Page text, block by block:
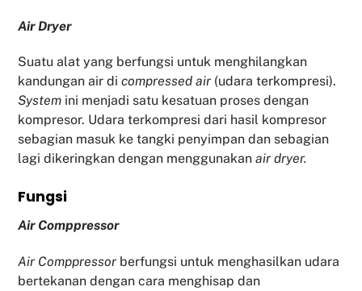
Air Dryer
Suatu alat yang berfungsi untuk menghilangkan
kandungan air dicompressed air (udara terkompresi).
System ini menjadi satu kesatuan proses dengan
kompresor. Udara terkompresi dari hasil kompresor
sebagian masuk ke tangki penyimpan dan sebagian
lagi dikeringkan dengan menggunakan air dryer.
Fungsi
Air Comppressor
Air Comppressor berfungsi untuk menghasilkan udara
bertekanan dengan cara menghisap dan